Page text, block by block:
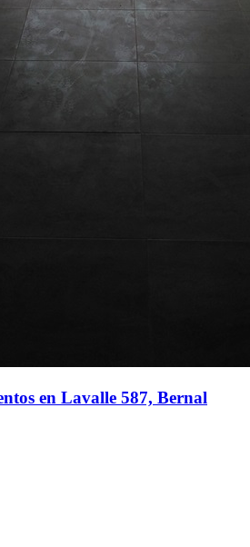
en Lavalle 587, Bernal